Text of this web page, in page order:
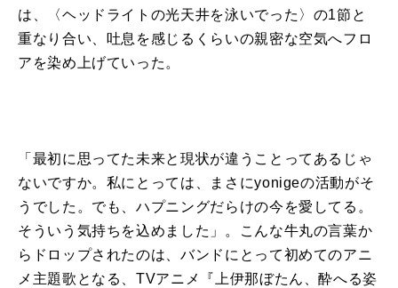
は、〈ヘッドライトの光天井を泳いでった〉の1節と
重なり合い、吐息を感じるくらいの親密な空気へフロ
アを染め上げていった。
「最初に思ってた未来と現状が違うことってあるじゃ
ないですか。私にとっては、まさにyonigeの活動がそ
うでした。でも、ハプニングだらけの今を愛してる。
そういう気持ちを込めました」。こんな牛丸の言葉か
らドロップされたのは、バンドにとって初めてのアニ
メ主題歌となる、TVアニメ『上伊那ぼたん、酔へる姿